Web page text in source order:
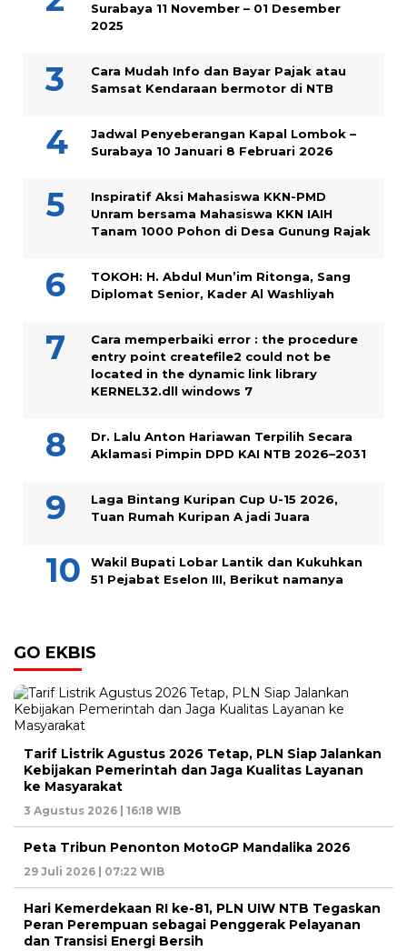
Surabaya 11 November – 01 Desember
2025
Cara Mudah Info dan Bayar Pajak atau
Samsat Kendaraan bermotor di NTB
Jadwal Penyeberangan Kapal Lombok –
Surabaya 10 Januari 8 Februari 2026
Inspiratif Aksi Mahasiswa KKN-PMD
Unram bersama Mahasiswa KKN IAIH
Tanam 1000 Pohon di Desa Gunung Rajak
TOKOH: H. Abdul Mun’im Ritonga, Sang
Diplomat Senior, Kader Al Washliyah
Cara memperbaiki error : the procedure
entry point createfile2 could not be
located in the dynamic link library
KERNEL32.dll windows 7
Dr. Lalu Anton Hariawan Terpilih Secara
Aklamasi Pimpin DPD KAI NTB 2026–2031
Laga Bintang Kuripan Cup U-15 2026,
Tuan Rumah Kuripan A jadi Juara
Wakil Bupati Lobar Lantik dan Kukuhkan
51 Pejabat Eselon III, Berikut namanya
GO EKBIS
Tarif Listrik Agustus 2026 Tetap, PLN Siap Jalankan
Kebijakan Pemerintah dan Jaga Kualitas Layanan
ke Masyarakat
3 Agustus 2026 | 16:18 WIB
Peta Tribun Penonton MotoGP Mandalika 2026
29 Juli 2026 | 07:22 WIB
Hari Kemerdekaan RI ke-81, PLN UIW NTB Tegaskan
Peran Perempuan sebagai Penggerak Pelayanan
dan Transisi Energi Bersih